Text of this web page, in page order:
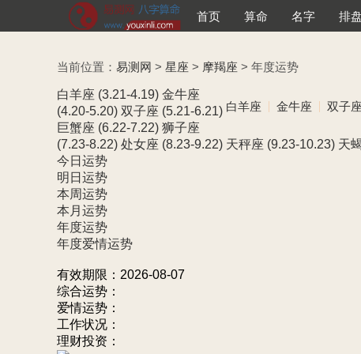
首页 算命 名字 排盘
当前位置： 易测网 > 星座 > 摩羯座 > 年度运势
白羊座 金牛座 双子座
白羊座 (3.21-4.19) 金牛座
(4.20-5.20) 双子座 (5.21-6.21)
巨蟹座 (6.22-7.22) 狮子座
(7.23-8.22) 处女座 (8.23-9.22) 天秤座 (9.23-10.23) 天
今日运势
明日运势
本周运势
本月运势
年度运势
年度爱情运势
有效期限：2026-08-07
综合运势：
爱情运势：
工作状况：
理财投资：